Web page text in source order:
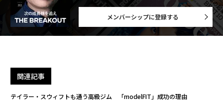
メンバーシップに登録する
関連記事
テイラー・スウィフトも通う高級ジム 「modelFIT」成功の理由